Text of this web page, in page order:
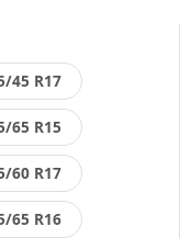
45 R17
65 R15
60 R17
65 R16